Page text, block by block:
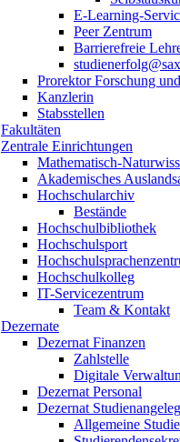
E-Learning-
Peer Zentrum
Barrierefreie
Prorektor Forschung
Kanzlerin
Stabsstellen
Fakultäten
Zentrale Einrichtungen
Mathematisch-
Akademisches
Hochschularchiv
Bestände
Hochschulbibliothek
Hochschulsport
Hochschulkolleg
IT-Servicezentrum
Team & Kontakt
Dezernate
Dezernat Finanzen
Zahlstelle
Digitale
Dezernat Personal
Dezernat
Allgemeine